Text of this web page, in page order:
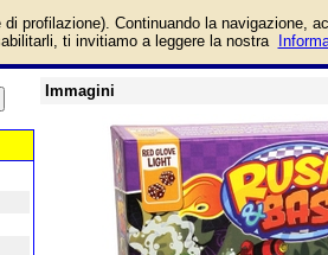
dagli avversari. Uno sgommante
Immagini
profilazione). Continuando la navigazione,
ti invitiamo a leggere la nostra